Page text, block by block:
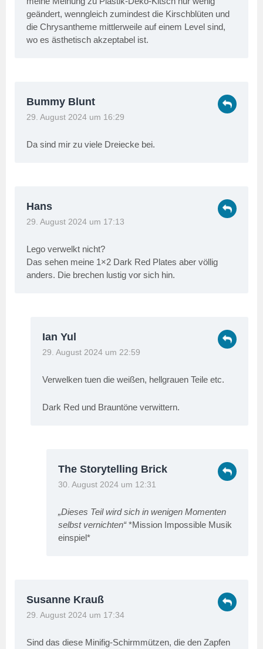
geändert, wenngleich zumindest die Kirschblüten und
die Chrysantheme mittlerweile auf einem Level sind,
wo es ästhetisch akzeptabel ist.
Bummy Blunt
29. August 2024 um 16:29
Da sind mir zu viele Dreiecke bei.
Hans
29. August 2024 um 17:13
Lego verwelkt nicht?
Das sehen meine 1×2 Dark Red Plates aber völlig
anders. Die brechen lustig vor sich hin.
Ian Yul
29. August 2024 um 22:59
Verwelken tuen die weißen, hellgrauen Teile etc.
Dark Red und Brauntöne verwittern.
The Storytelling Brick
30. August 2024 um 12:31
„Dieses Teil wird sich in wenigen Momenten
selbst vernichten“*Mission Impossible Musik
einspiel*
Susanne Krauß
29. August 2024 um 17:34
Sind das diese Minifig-Schirmmützen, die den Zapfen